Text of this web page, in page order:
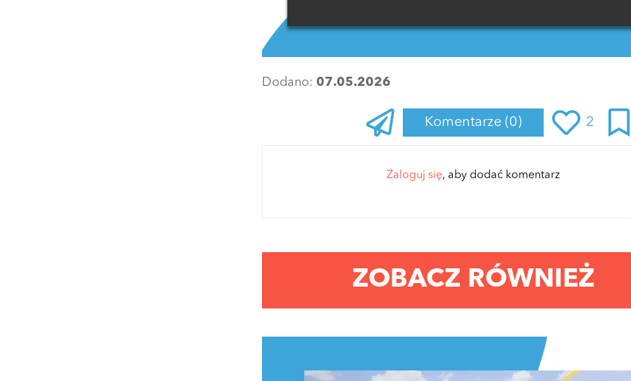
Dodano: 07.05.2026
Komentarze (0) 2
Zaloguj się, aby dodać komentarz
ZOBACZ RÓWNIEŻ